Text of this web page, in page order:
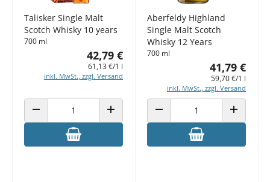
Talisker Single Malt
Scotch Whisky 10 years
700 ml
42,79 €
61,13 €/1 l
inkl. MwSt., zzgl. Versand
ANZAHL VERRINGERN ANZAHL ERHÖHEN
Aberfeldy Highland
Single Malt Scotch
Whisky 12 Years
700 ml
41,79 €
59,70 €/1 l
inkl. MwSt., zzgl. Versand
ANZAHL VERRINGERN ANZAHL